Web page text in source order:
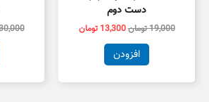
دست دوم
19,000تومان13,300 تومان
افزودن